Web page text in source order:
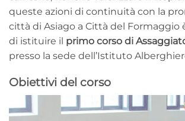
queste azioni di continuità con la
città di Asiago a Città del Formaggio
di istituire il primo corso di
presso la sede dell’Istituto
Obiettivi del corso